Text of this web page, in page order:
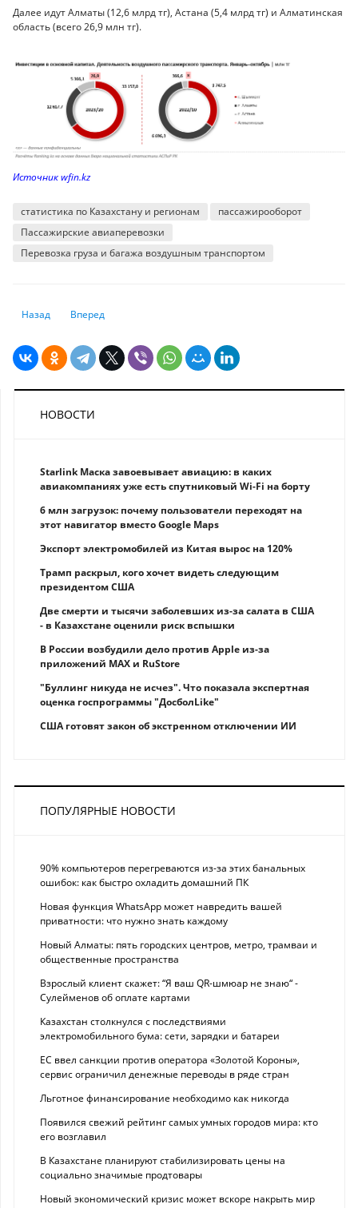
Далее идут Алматы (12,6 млрд тг), Астана (5,4 млрд тг) и Алматинская
область (всего 26,9 млн тг).
Источник wfin.kz
статистика по Казахстану и регионам
пассажирооборот
Пассажирские авиаперевозки
Перевозка груза и багажа воздушным транспортом
Предыдущий: Большая часть казахстанцев удовлетворены чистотой
Назад Следующий: Четыре из пяти зарегистрированных
Вперед
НОВОСТИ
Starlink Маска завоевывает авиацию: в каких
авиакомпаниях уже есть спутниковый Wi-Fi на борту
6 млн загрузок: почему пользователи переходят на
этот навигатор вместо Google Maps
Экспорт электромобилей из Китая вырос на 120%
Трамп раскрыл, кого хочет видеть следующим
президентом США
Две смерти и тысячи заболевших из-за салата в США
- в Казахстане оценили риск вспышки
В России возбудили дело против Apple из-за
приложений MAX и RuStore
"Буллинг никуда не исчез". Что показала экспертная
оценка госпрограммы "ДосболLike"
США готовят закон об экстренном отключении ИИ
ПОПУЛЯРНЫЕ НОВОСТИ
90% компьютеров перегреваются из-за этих банальных
ошибок: как быстро охладить домашний ПК
Новая функция WhatsApp может навредить вашей
приватности: что нужно знать каждому
Новый Алматы: пять городских центров, метро, трамваи и
общественные пространства
Взрослый клиент скажет: “Я ваш QR-шмюар не знаю“ -
Сулейменов об оплате картами
Казахстан столкнулся с последствиями
электромобильного бума: сети, зарядки и батареи
ЕС ввел санкции против оператора «Золотой Короны»,
сервис ограничил денежные переводы в ряде стран
Льготное финансирование необходимо как никогда
Появился свежий рейтинг самых умных городов мира: кто
его возглавил
В Казахстане планируют стабилизировать цены на
социально значимые продтовары
Новый экономический кризис может вскоре накрыть мир